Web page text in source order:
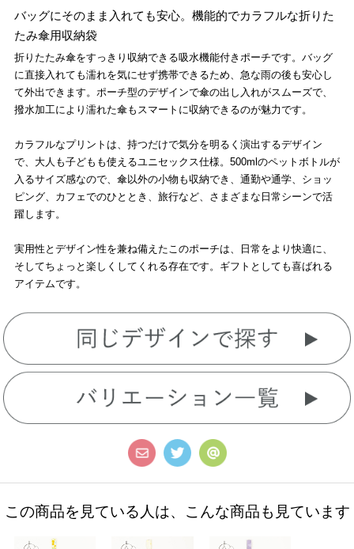
バッグにそのまま入れても安心。機能的でカラフルな折りた
たみ傘用収納袋
折りたたみ傘をすっきり収納できる吸水機能付きポーチです。バッグ
に直接入れても濡れを気にせず携帯できるため、急な雨の後も安心し
て外出できます。ポーチ型のデザインで傘の出し入れがスムーズで、
撥水加工により濡れた傘もスマートに収納できるのが魅力です。
カラフルなプリントは、持つだけで気分を明るく演出するデザイン
で、大人も子どもも使えるユニセックス仕様。500mlのペットボトルが
入るサイズ感なので、傘以外の小物も収納でき、通勤や通学、ショッ
ピング、カフェでのひととき、旅行など、さまざまな日常シーンで活
躍します。
実用性とデザイン性を兼ね備えたこのポーチは、日常をより快適に、
そしてちょっと楽しくしてくれる存在です。ギフトとしても喜ばれる
アイテムです。
この商品を見ている人は、こんな商品も見ています